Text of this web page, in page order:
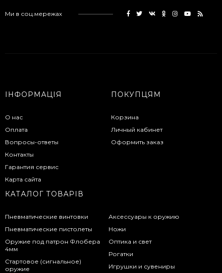
Ми в соц.мережах
ІНФОРМАЦІЯ
О нас
Оплата
Вопросы-ответы
Контакты
Гарантия сервис
Карта сайта
ПОКУПЦЯМ
Корзина
Личный кабинет
Оформить заказ
КАТАЛОГ ТОВАРІВ
Пневматические винтовки
Пневматические пистолеты
Оружие под патрон Флобера
4мм
Стартовое (сигнальное)
оружие
Аксессуары к оружию
Ножи
Оптика и свет
Рогатки
Игрушки и сувениры